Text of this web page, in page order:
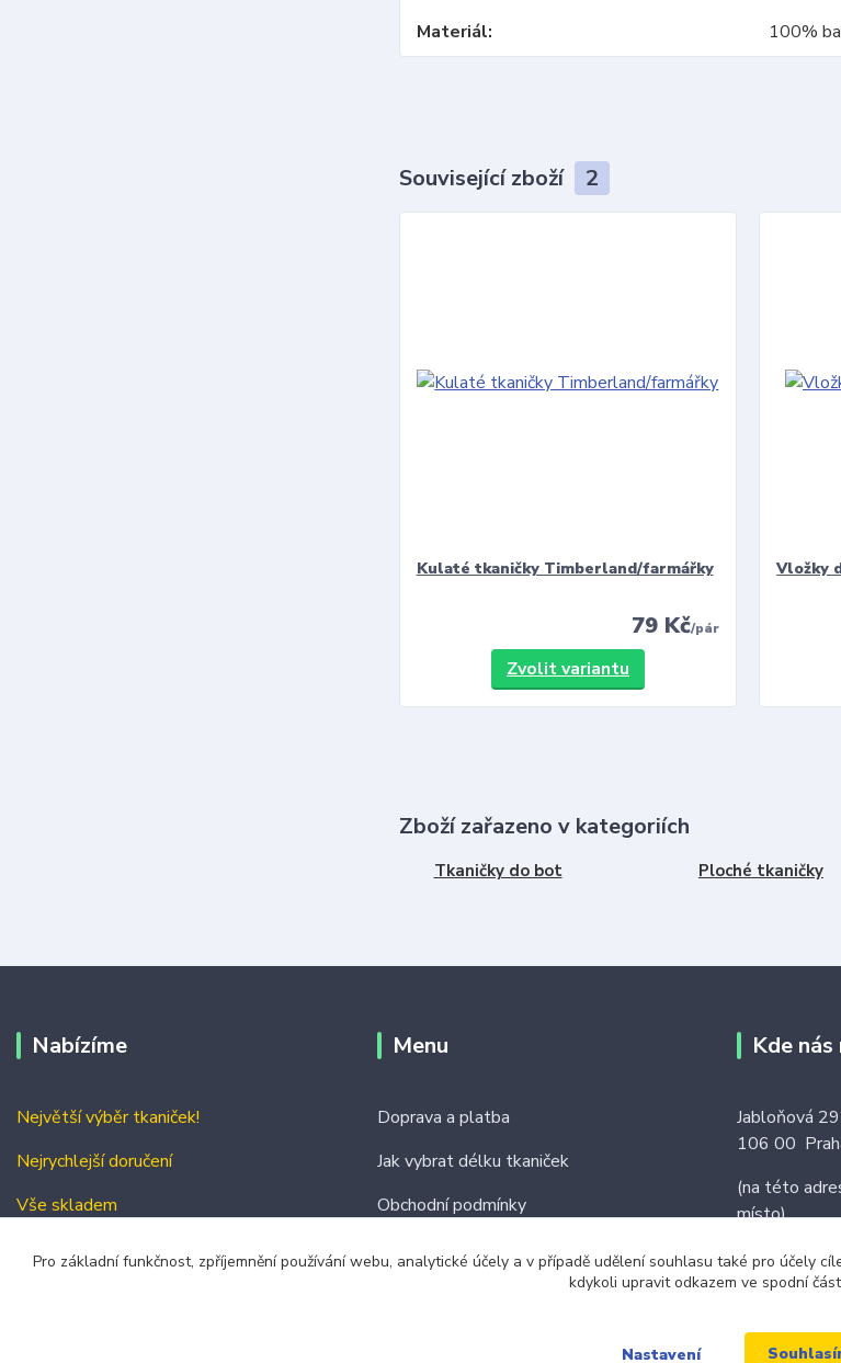
Materiál
100%
Související zboží 2
Kulaté tkaničky Timberland/farmářky
79 Kč/pár
Zvolit variantu
Vložky
Zboží zařazeno v kategoriích
Tkaničky do bot Ploché tkaničky
Nabízíme
Největší výběr tkaniček!
Nejrychlejší doručení
Vše skladem
Menu
Doprava a platba
Jak vybrat délku tkaniček
Obchodní podmínky
Kde
Jabloňová
106 00
(na této
místo)
Pro základní funkčnost, zpříjemnění používání webu, analytické účely a v případě udělení souhlasu také pro účely
kdykoli upravit odkazem ve spodní
Nastavení